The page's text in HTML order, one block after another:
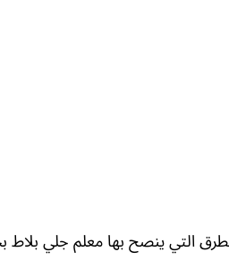
التي ينصح بها معلم جلي بلاط